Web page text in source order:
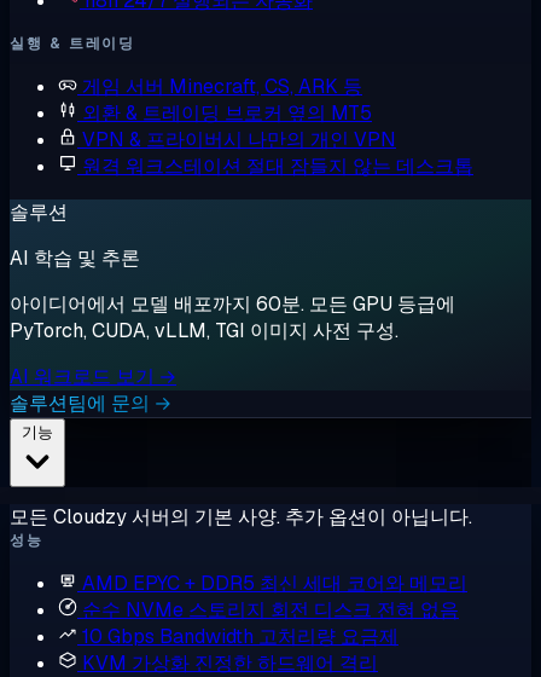
실행 & 트레이딩
게임 서버 Minecraft, CS, ARK 등
외환 & 트레이딩 브로커 옆의 MT5
VPN & 프라이버시 나만의 개인 VPN
원격 워크스테이션 절대 잠들지 않는 데스크톱
솔루션
AI 학습 및 추론
아이디어에서 모델 배포까지 60분. 모든 GPU 등급에
PyTorch, CUDA, vLLM, TGI 이미지 사전 구성.
AI 워크로드 보기 →
솔루션팀에 문의 →
모든 Cloudzy 서버의 기본 사양. 추가 옵션이 아닙니다.
성능
AMD EPYC + DDR5 최신 세대 코어와 메모리
순수 NVMe 스토리지 회전 디스크 전혀 없음
10 Gbps Bandwidth 고처리량 요금제
KVM 가상화 진정한 하드웨어 격리